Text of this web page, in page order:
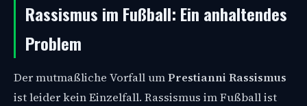
Rassismus im Fußball: Ein anhaltendes
Problem
Der mutmaßliche Vorfall umPrestianni Rassismus
ist leider kein Einzelfall. Rassismus im Fußball ist